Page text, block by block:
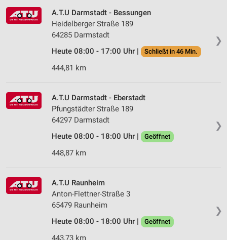
❯
A.T.U Darmstadt - Bessungen
Heidelberger Straße 189
64285 Darmstadt
Heute 08:00 - 17:00 Uhr |
Schließt in 46 Min.
444,81 km
❯
A.T.U Darmstadt - Eberstadt
Pfungstädter Straße 189
64297 Darmstadt
Heute 08:00 - 18:00 Uhr |
Geöffnet
448,87 km
❯
A.T.U Raunheim
Anton-Flettner-Straße 3
65479 Raunheim
Heute 08:00 - 18:00 Uhr |
Geöffnet
443,73 km